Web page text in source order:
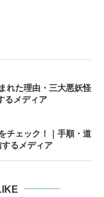
れた理由・三大悪妖怪
るメディア
チェック！｜手順・道
るメディア